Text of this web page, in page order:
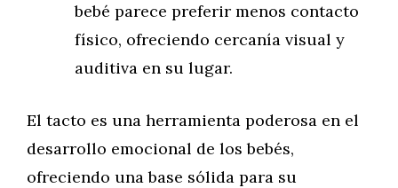
bebé parece preferir menos contacto
físico, ofreciendo cercanía visual y
auditiva en su lugar.
El tacto es una herramienta poderosa en el
desarrollo emocional de los bebés,
ofreciendo una base sólida para su